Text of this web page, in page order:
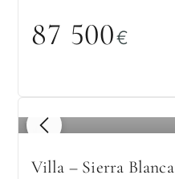
Exklusiv
Mehr Kriterien
87 500€
1 / 8
Villa – Sierra Blanca